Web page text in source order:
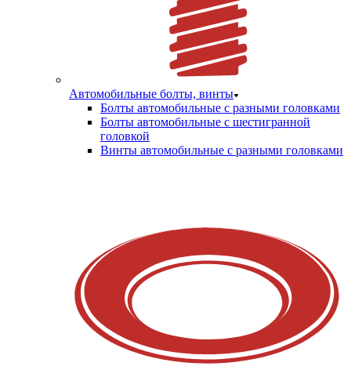
Автомобильные болты, винты
Болты автомобильные с разными головками
Болты автомобильные с шестигранной
головкой
Винты автомобильные с разными головками